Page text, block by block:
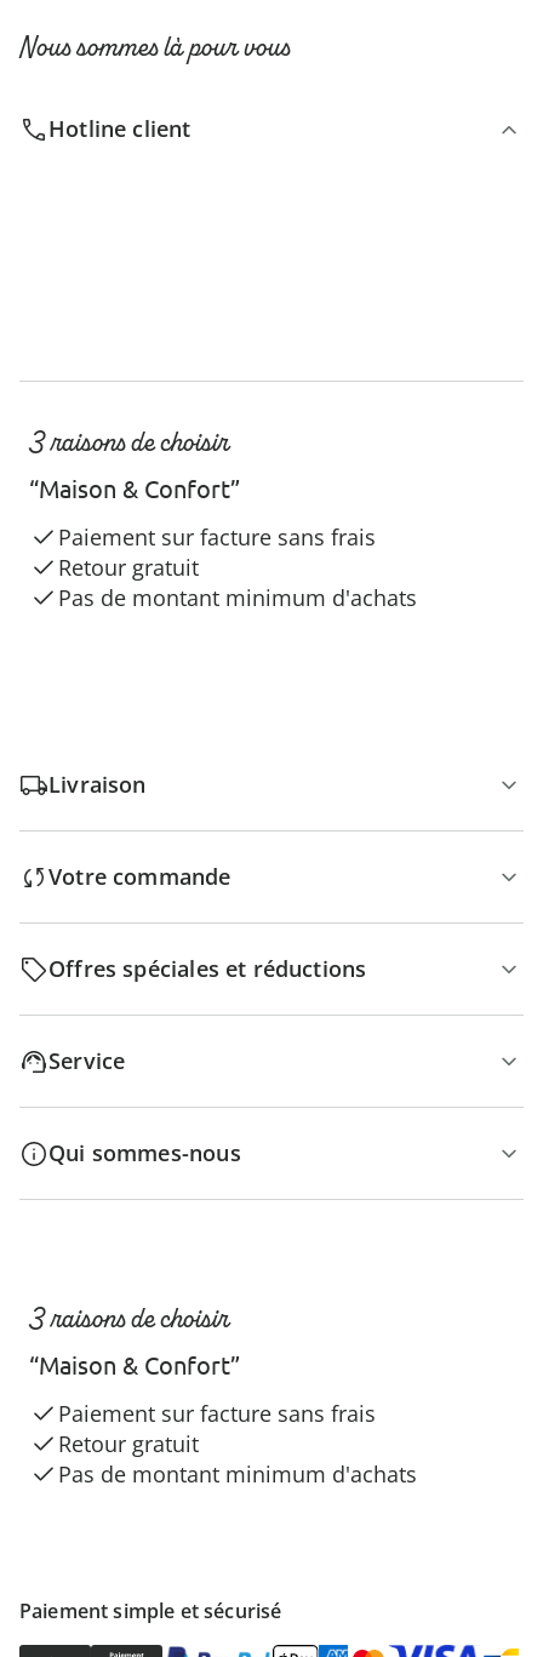
Nous sommes là pour vous
Hotline client
3 raisons de choisir
“Maison & Confort”
Paiement sur facture sans frais
Retour gratuit
Pas de montant minimum d'achats
Livraison
Votre commande
Offres spéciales et réductions
Service
Qui sommes-nous
Paiement simple et sécurisé
3 raisons de choisir
“Maison & Confort”
Paiement sur facture sans frais
Retour gratuit
Pas de montant minimum d'achats